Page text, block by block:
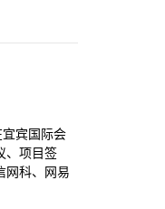
宾国际会
、项目签
网科、网易